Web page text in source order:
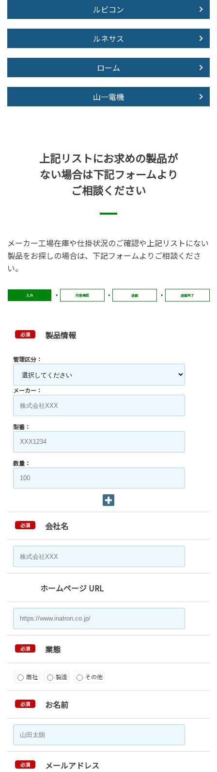
ルビコン
ルネサス
ローム
山一電機
上記リストにお求めの製品が
ない場合は下記フォームより
ご相談ください
メーカー工場在庫や仕掛状況のご確認や上記リストにない
製品をお探しの場合は、下記フォームよりご相談くださ
い。
入力 内容確認 送信 送信完了
必須 製品情報
管理区分：
メーカー：
型番：
数量：
必須 会社名
ホームページ URL
必須 業態
商社 製造 その他
必須 お名前
必須 メールアドレス